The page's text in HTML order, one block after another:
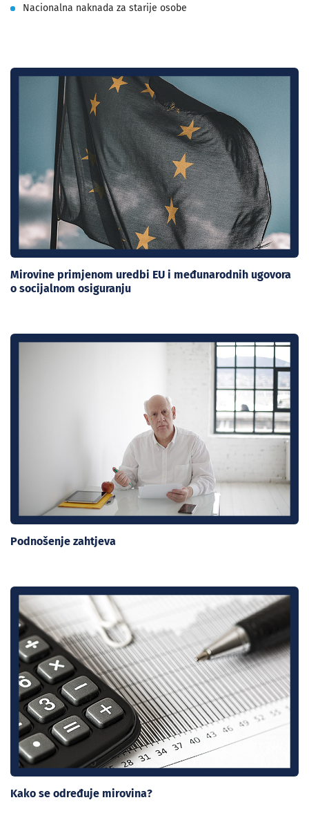
Nacionalna naknada za starije osobe
Mirovine primjenom uredbi EU i međunarodnih ugovora
o socijalnom osiguranju
Podnošenje zahtjeva
Kako se određuje mirovina?